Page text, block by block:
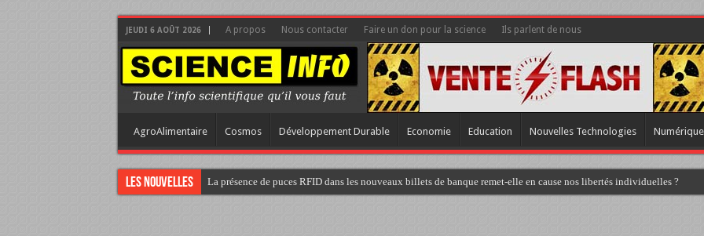
JEUDI 6 AOÛT 2026 A propos Nous contacter Faire un don pour la science Ils parlent de nous
AgroAlimentaire Cosmos Développement Durable Economie Education Nouvelles Technologies Numérique
Les nouvelles La présence de puces RFID dans les nouveaux billets de banque remet-elle en cause nos libertés individuelles ?